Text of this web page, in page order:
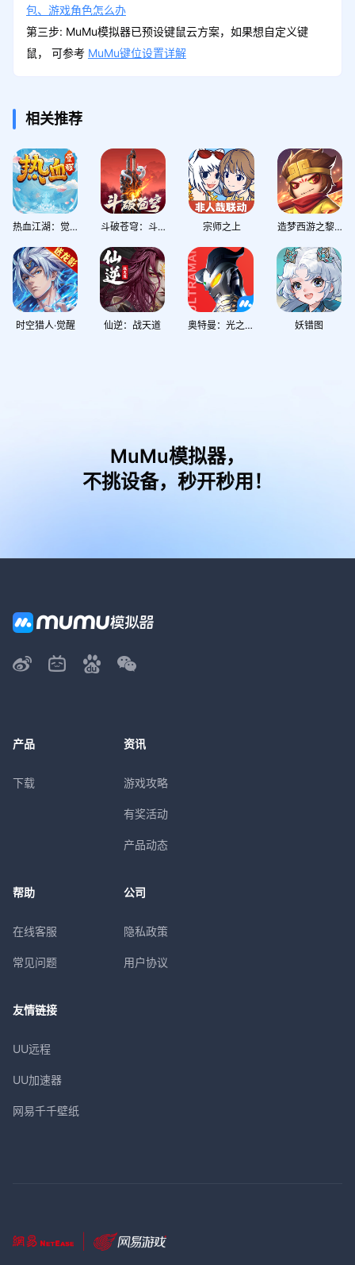
包、游戏角色怎么办
第三步: MuMu模拟器已预设键鼠云方案，如果想自定义键
鼠， 可参考 MuMu键位设置详解
相关推荐
热血江湖：觉醒 斗破苍穹：斗帝之路 宗师之上 造梦西游之黎尤浩劫篇
时空猎人·觉醒 仙逆：战天道 奥特曼：光之战士 妖错图
MuMu模拟器，
不挑设备，秒开秒用！
产品
下载
资讯
游戏攻略
有奖活动
产品动态
帮助
在线客服
常见问题
公司
隐私政策
用户协议
友情链接
UU远程
UU加速器
网易千千壁纸